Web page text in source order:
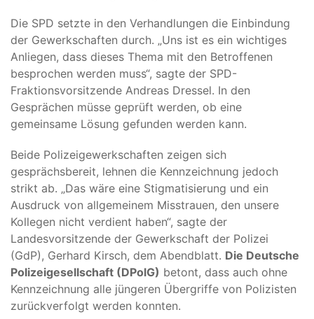
Die SPD setzte in den Verhandlungen die Einbindung
der Gewerkschaften durch. „Uns ist es ein wichtiges
Anliegen, dass dieses Thema mit den Betroffenen
besprochen werden muss“, sagte der SPD-
Fraktionsvorsitzende Andreas Dressel. In den
Gesprächen müsse geprüft werden, ob eine
gemeinsame Lösung gefunden werden kann.
Beide Polizeigewerkschaften zeigen sich
gesprächsbereit, lehnen die Kennzeichnung jedoch
strikt ab. „Das wäre eine Stigmatisierung und ein
Ausdruck von allgemeinem Misstrauen, den unsere
Kollegen nicht verdient haben“, sagte der
Landesvorsitzende der Gewerkschaft der Polizei
(GdP), Gerhard Kirsch, dem Abendblatt. Die Deutsche
Polizeigesellschaft (DPolG) betont, dass auch ohne
Kennzeichnung alle jüngeren Übergriffe von Polizisten
zurückverfolgt werden konnten.